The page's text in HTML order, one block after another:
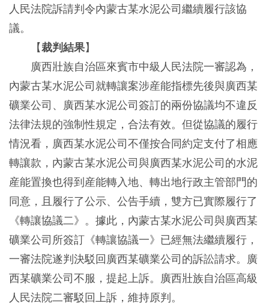
人民法院訴請判令內蒙古某水泥公司繼續履行該協
議。
【裁判結果】
廣西壯族自治區來賓市中級人民法院一審認為，
內蒙古某水泥公司就轉讓案涉産能指標先後與廣西某
礦業公司、廣西某水泥公司簽訂的兩份協議均不違反
法律法規的強制性規定，合法有效。但從協議的履行
情況看，廣西某水泥公司不僅按合同約定支付了相應
轉讓款，內蒙古某水泥公司與廣西某水泥公司的水泥
産能置換也得到産能轉入地、轉出地行政主管部門的
同意，且履行了公示、公告手續，雙方已實際履行了
《轉讓協議二》。據此，內蒙古某水泥公司與廣西某
礦業公司所簽訂《轉讓協議一》已經無法繼續履行，
一審法院遂判決駁回廣西某礦業公司的訴訟請求。廣
西某礦業公司不服，提起上訴。廣西壯族自治區高級
人民法院二審駁回上訴，維持原判。